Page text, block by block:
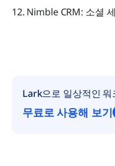
12. Nimble CRM: 소셜
Lark으로 일상적인
무료로 사용해 보기